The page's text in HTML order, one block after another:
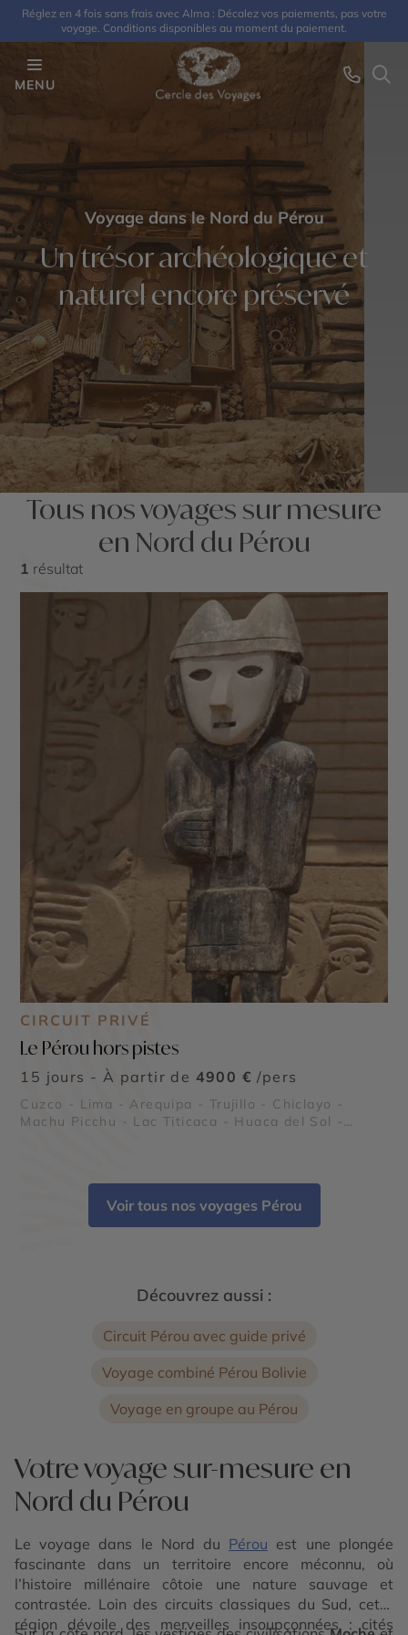
Réglez en 4 fois sans frais avec Alma : Décalez vos paiements, pas votre
voyage. Conditions disponibles au moment du paiement.
MENU
Voyage dans le Nord du Pérou
Un trésor archéologique et
naturel encore préservé
Tous nos voyages sur mesure
en Nord du Pérou
1 résultat
CIRCUIT PRIVÉ
Le Pérou hors pistes
15 jours - À partir de 4900 € /pers
Cuzco - Lima - Arequipa - Trujillo - Chiclayo -
Machu Picchu - Lac Titicaca - Huaca del Sol -
Voir tous nos voyages Pérou
Découvrez aussi :
Circuit Pérou avec guide privé
Voyage combiné Pérou Bolivie
Voyage en groupe au Pérou
Votre voyage sur-mesure en
Nord du Pérou
Le voyage dans le Nord du Pérou est une plongée
fascinante dans un territoire encore méconnu, où
l’histoire millénaire côtoie une nature sauvage et
contrastée. Loin des circuits classiques du Sud, cette
région dévoile des merveilles insoupçonnées : cités